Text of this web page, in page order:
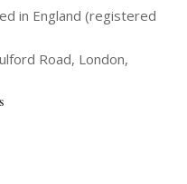
in England (registered
Road, London,